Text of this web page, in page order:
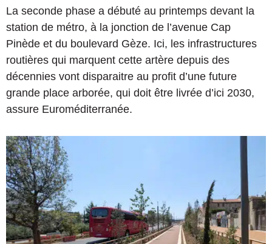
La seconde phase a débuté au printemps devant la
station de métro, à la jonction de l’avenue Cap
Pinède et du boulevard Gèze. Ici, les infrastructures
routières qui marquent cette artère depuis des
décennies vont disparaitre au profit d’une future
grande place arborée, qui doit être livrée d’ici 2030,
assure Euroméditerranée.